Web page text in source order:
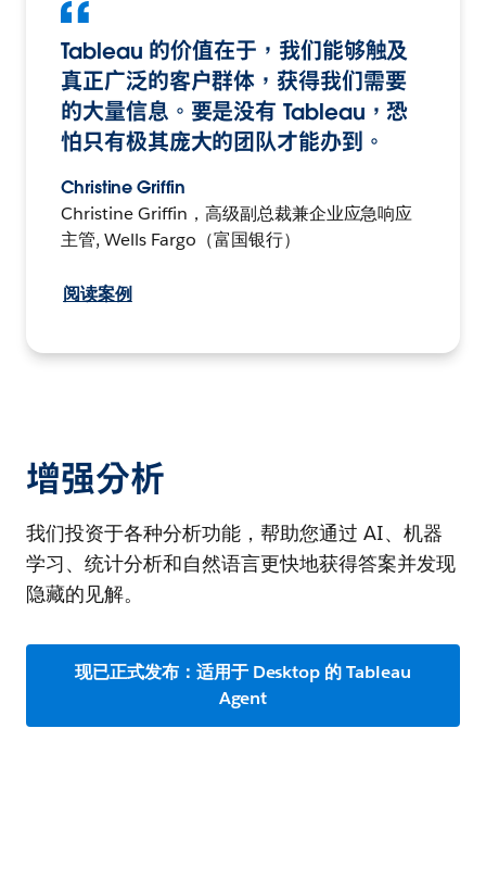
Tableau 的价值在于，我们能够触及
真正广泛的客户群体，获得我们需要
的大量信息。要是没有 Tableau，恐
怕只有极其庞大的团队才能办到。
Christine Griffin
Christine Griffin，高级副总裁兼企业应急响应
主管, Wells Fargo（富国银行）
阅读案例
增强分析
我们投资于各种分析功能，帮助您通过 AI、机器
学习、统计分析和自然语言更快地获得答案并发现
隐藏的见解。
现已正式发布：适用于 Desktop 的 Tableau
Agent